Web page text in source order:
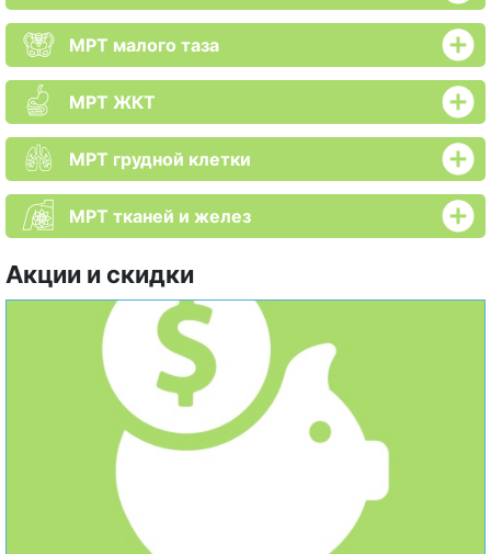
МРТ малого таза
МРТ ЖКТ
МРТ грудной клетки
МРТ тканей и желез
Акции и скидки